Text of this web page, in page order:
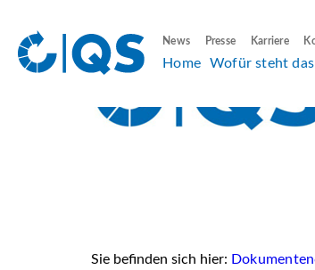
News Presse Karriere
Home Wofür steht
Sie befinden sich hier: